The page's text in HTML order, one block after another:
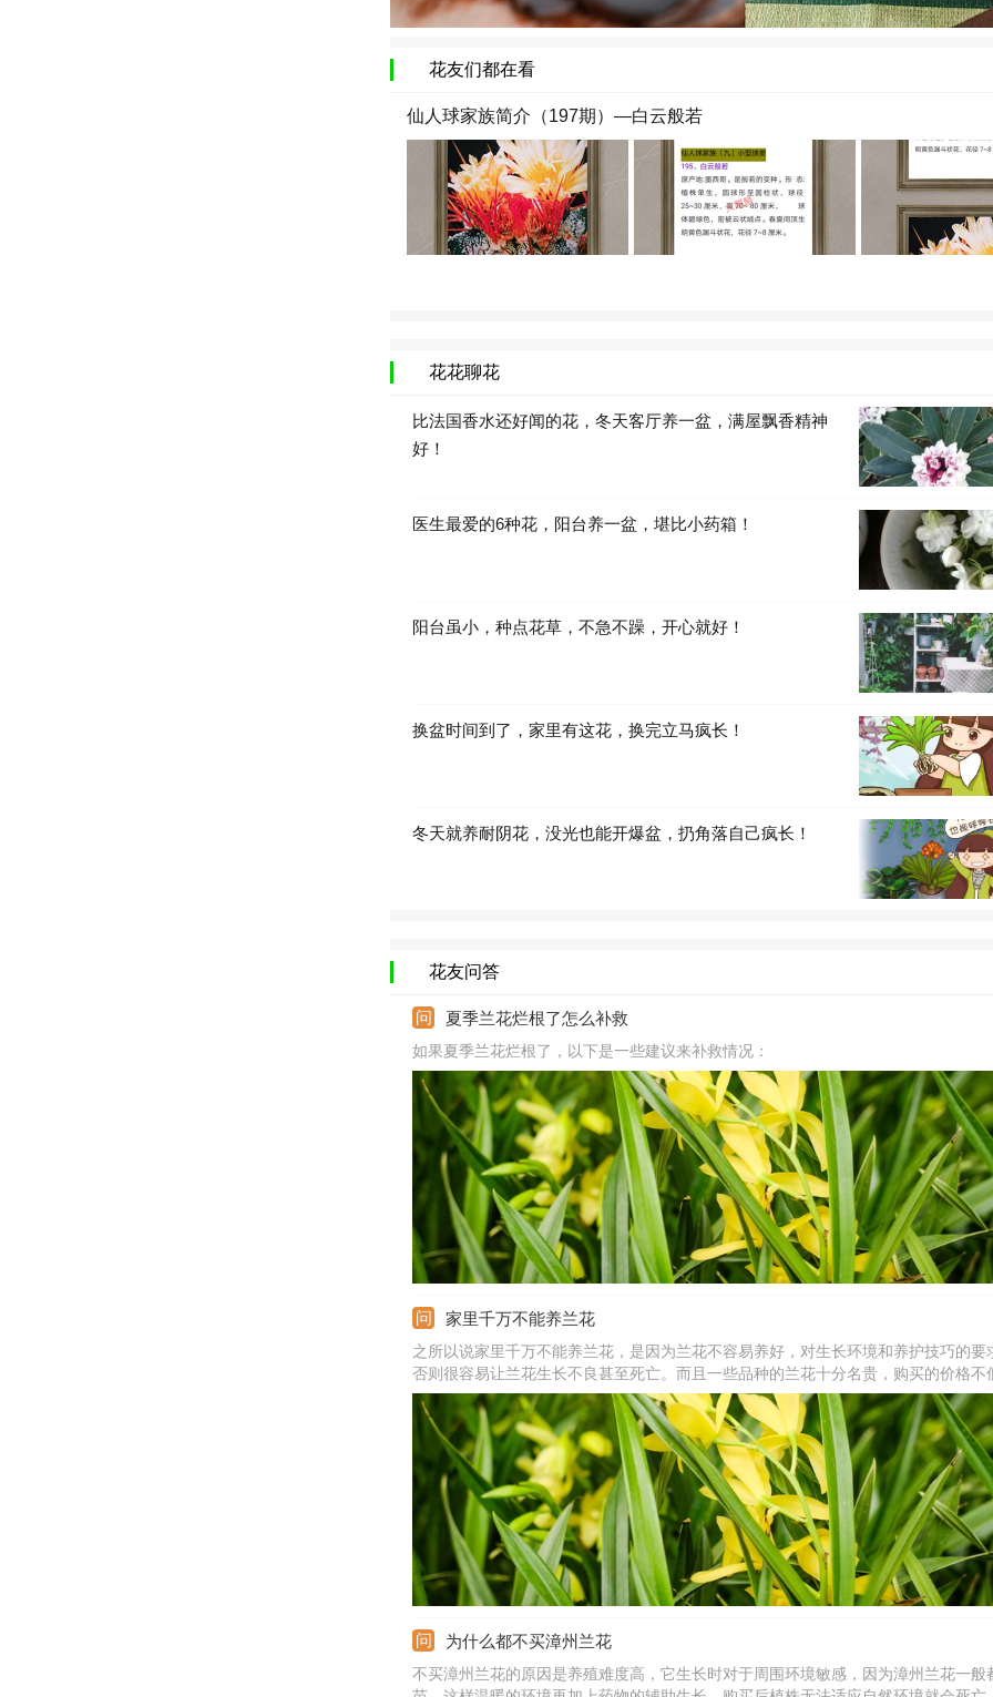
花友们都在看
仙人球家族简介（197期）—白云般若
花花聊花
比法国香水还好闻的花，冬天客厅养一盆，满屋飘香精神
好！
医生最爱的6种花，阳台养一盆，堪比小药箱！
阳台虽小，种点花草，不急不躁，开心就好！
换盆时间到了，家里有这花，换完立马疯长！
冬天就养耐阴花，没光也能开爆盆，扔角落自己疯长！
花友问答
夏季兰花烂根了怎么补救
如果夏季兰花烂根了，以下是一些建议来补救情况：
家里千万不能养兰花
之所以说家里千万不能养兰花，是因为兰花不容易养好，对生长环境和养护技巧的要
否则很容易让兰花生长不良甚至死亡。而且一些品种的兰花十分名贵，购买的价格不
用的兰花植料、肥料一般都是兰花专用型的，因此新手想要在家里养好兰花需要购买
资材，让很多人觉得兰花不能养。
为什么都不买漳州兰花
不买漳州兰花的原因是养殖难度高，它生长时对于周围环境敏感，因为漳州兰花一般